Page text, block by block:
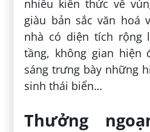
nhiều kiến thức về
giàu bản sắc văn hoá
nhà có diện tích rộng
tầng, không gian hiện
sáng trưng bày những
sinh thái biển…
Thưởng